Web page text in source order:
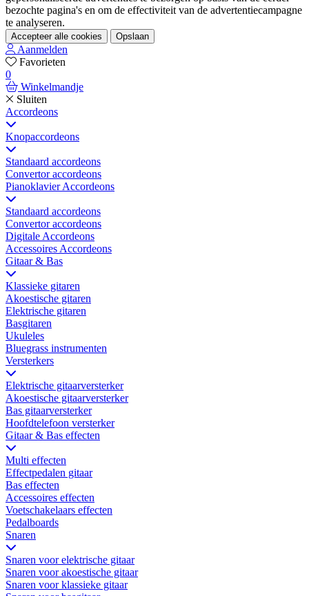
bezochte pagina's en om de effectiviteit van de advertentiecampagne
te analyseren.
Accepteer alle cookies Opslaan
Aanmelden
Favorieten
0
Winkelmandje
Sluiten
Accordeons
Knopaccordeons
Standaard accordeons
Convertor accordeons
Pianoklavier Accordeons
Standaard accordeons
Convertor accordeons
Digitale Accordeons
Accessoires Accordeons
Gitaar & Bas
Klassieke gitaren
Akoestische gitaren
Elektrische gitaren
Basgitaren
Ukuleles
Bluegrass instrumenten
Versterkers
Elektrische gitaarversterker
Akoestische gitaarversterker
Bas gitaarversterker
Hoofdtelefoon versterker
Gitaar & Bas effecten
Multi effecten
Effectpedalen gitaar
Bas effecten
Accessoires effecten
Voetschakelaars effecten
Pedalboards
Snaren
Snaren voor elektrische gitaar
Snaren voor akoestische gitaar
Snaren voor klassieke gitaar